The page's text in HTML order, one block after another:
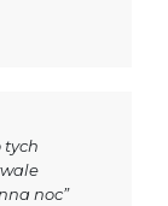
tych
noc”